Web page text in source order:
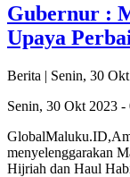
Gubernur :
Upaya
Berita | Senin, 30
Senin, 30 Okt 2023
menyelenggarakan
Hijriah dan Haul